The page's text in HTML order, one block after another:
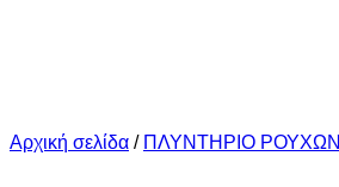
Αρχική σελίδα / ΠΛΥΝΤΗΡΙΟ ΡΟΥΧΩΝ